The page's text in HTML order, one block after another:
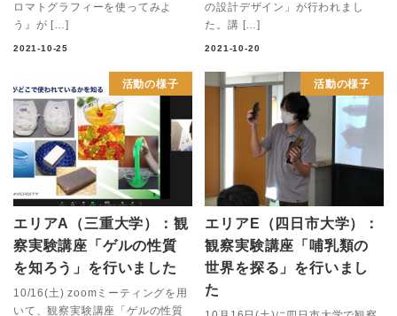
ロマトグラフィーを使ってみよ
う』が […]
2021-10-25
の設計デザイン」が行われまし
た。講 […]
2021-10-20
活動の様子
エリアA（三重大学）：観
察実験講座「ゲルの性質
を知ろう」を行いました
10/16(土) zoomミーティングを用
いて、観察実験講座「ゲルの性質
活動の様子
エリアE（四日市大学）：
観察実験講座「哺乳類の
世界を探る」を行いまし
た